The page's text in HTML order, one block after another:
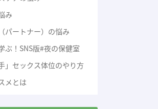
み
パートナー）の悩み
ぶ！SNS版#夜の保健室
」セックス体位のやり方
メとは